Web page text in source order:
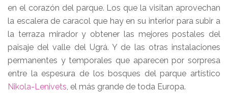
en el corazón del parque. Los que la visitan aprovechan
la escalera de caracol que hay en su interior para subir a
la terraza mirador y obtener las mejores postales del
paisaje del valle del Ugrá. Y de las otras instalaciones
permanentes y temporales que aparecen por sorpresa
entre la espesura de los bosques del parque artístico
Nikola-Lenivets, el más grande de toda Europa.